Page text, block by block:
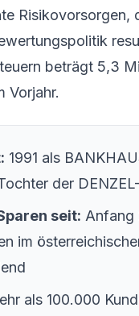
Risikovorsorgen,
beträgt 5,3
Vorjahr.
1991 als
der
seit: Anfang
im
als 100.000